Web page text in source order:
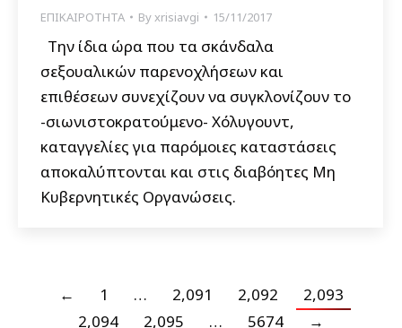
ΕΠΙΚΑΙΡΟΤΗΤΑ Byxrisiavgi 15/11/2017
Την ίδια ώρα που τα σκάνδαλα
σεξουαλικών παρενοχλήσεων και
επιθέσεων συνεχίζουν να συγκλονίζουν το
-σιωνιστοκρατούμενο- Χόλυγουντ,
καταγγελίες για παρόμοιες καταστάσεις
αποκαλύπτονται και στις διαβόητες Μη
Κυβερνητικές Οργανώσεις.
← 1 … 2,091 2,092
2,093
2,094
2,095 … 5674 →